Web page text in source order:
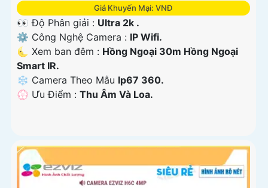
Giá Khuyến Mại: VNĐ
👀 Độ Phân giải : Ultra 2k .
⚙ Công Nghệ Camera : IP Wifi.
🌜 Xem ban đêm : Hồng Ngoại 30m Hồng Ngoại
Smart IR.
❄ Camera Theo Mẫu Ip67 360.
️💮 Ưu Điểm : Thu Âm Và Loa.